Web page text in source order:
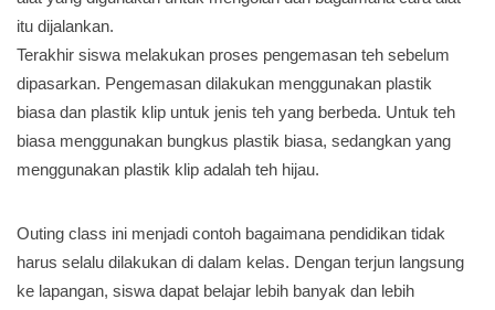
itu dijalankan.
Terakhir siswa melakukan proses pengemasan teh sebelum
dipasarkan. Pengemasan dilakukan menggunakan plastik
biasa dan plastik klip untuk jenis teh yang berbeda. Untuk teh
biasa menggunakan bungkus plastik biasa, sedangkan yang
menggunakan plastik klip adalah teh hijau.
Outing class ini menjadi contoh bagaimana pendidikan tidak
harus selalu dilakukan di dalam kelas. Dengan terjun langsung
ke lapangan, siswa dapat belajar lebih banyak dan lebih